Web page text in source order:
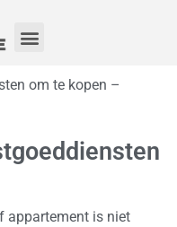
om te kopen –
appartement is niet